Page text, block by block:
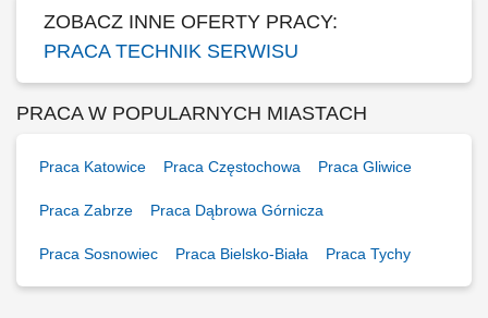
ZOBACZ INNE OFERTY PRACY:
PRACA TECHNIK SERWISU
PRACA W POPULARNYCH MIASTACH
Praca Katowice Praca Częstochowa Praca Gliwice
Praca Zabrze Praca Dąbrowa Górnicza
Praca Sosnowiec Praca Bielsko-Biała Praca Tychy